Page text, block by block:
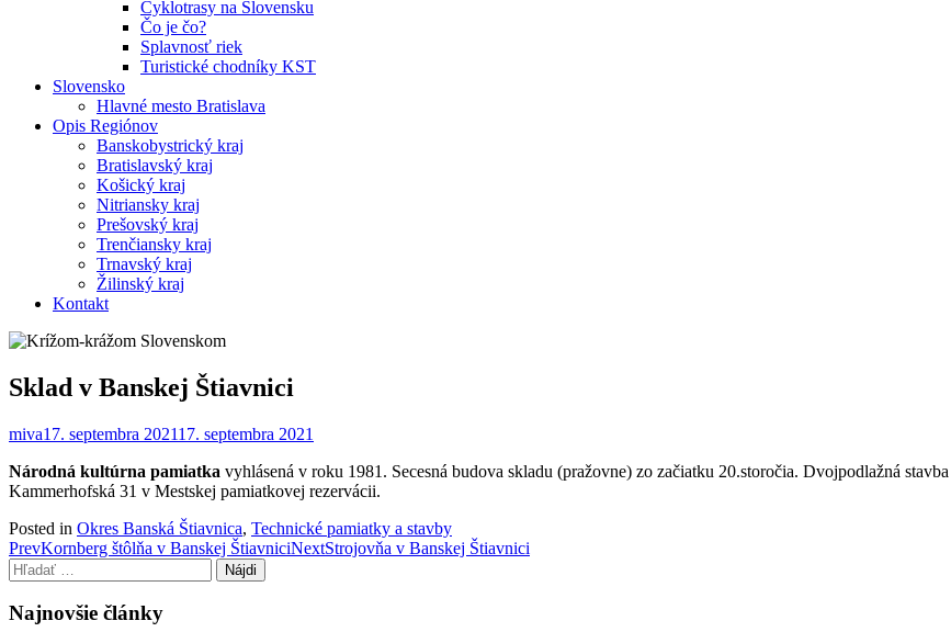
Cyklotrasy na Slovensku
Čo je čo?
Splavnosť riek
Turistické chodníky KST
Slovensko
Hlavné mesto Bratislava
Opis Regiónov
Banskobystrický kraj
Bratislavský kraj
Košický kraj
Nitriansky kraj
Prešovský kraj
Trenčiansky kraj
Trnavský kraj
Žilinský kraj
Kontakt
Sklad v Banskej Štiavnici
miva17. septembra 202117. septembra 2021
Národná kultúrna pamiatka vyhlásená v roku 1981. Secesná budova skladu (pražovne) zo začiatku 20.storočia. Dvojpodlažná
Kammerhofská 31 v Mestskej pamiatkovej rezervácii.
Posted in Okres Banská Štiavnica, Technické pamiatky a stavby
Post
navigation
PrevKornberg štôlňa v Banskej ŠtiavniciNextStrojovňa v Banskej Štiavnici
Hľadať:
Najnovšie články